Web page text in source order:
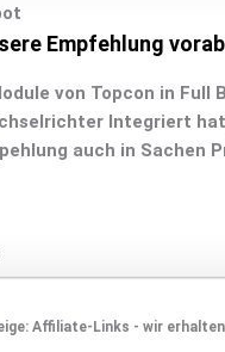
Empfehlung
von Topcon in Full
Integriert
auch in Sachen
Affiliate-Links - wir